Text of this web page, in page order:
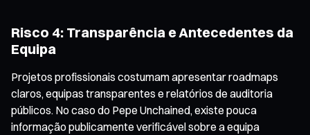
Risco 4: Transparência e Antecedentes da
Equipa
Projetos profissionais costumam apresentar roadmaps
claros, equipas transparentes e relatórios de auditoria
públicos. No caso do Pepe Unchained, existe pouca
informação publicamente verificável sobre a equipa